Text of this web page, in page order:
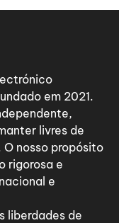
em 2021.
livres de
nosso propósito
rigorosa e
e
liberdades de